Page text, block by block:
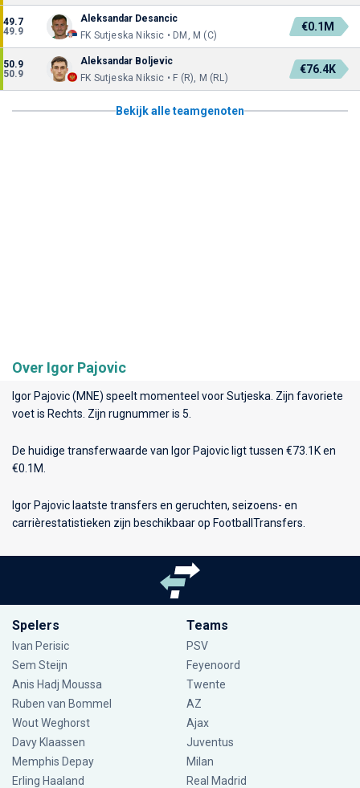
49.7
49.9
Aleksandar Desancic
FK Sutjeska Niksic • DM, M (C)
€0.1M
50.9
50.9
Aleksandar Boljevic
FK Sutjeska Niksic • F (R), M (RL)
€76.4K
Bekijk alle teamgenoten
Over Igor Pajovic
Igor Pajovic (MNE) speelt momenteel voorSutjeska . Zijn favoriete
voet is Rechts. Zijn rugnummer is 5.
De huidige transferwaarde van Igor Pajovic ligt tussen €73.1K en
€0.1M.
Igor Pajovic laatste transfers en geruchten, seizoens- en
carrièrestatistieken zijn beschikbaar op FootballTransfers.
Spelers
Ivan Perisic
Sem Steijn
Anis Hadj Moussa
Ruben van Bommel
Wout Weghorst
Davy Klaassen
Memphis Depay
Erling Haaland
Teams
PSV
Feyenoord
Twente
AZ
Ajax
Juventus
Milan
Real Madrid